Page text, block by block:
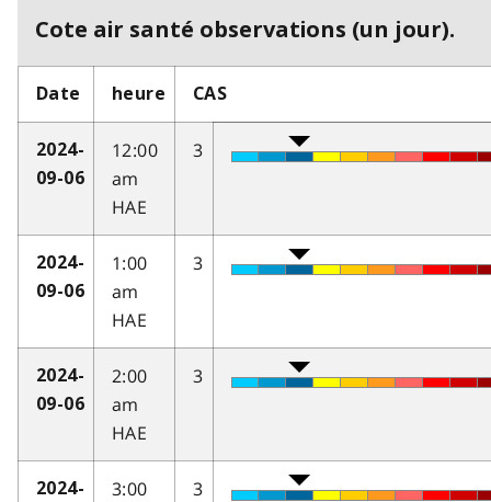
Cote air santé observations (un jour).
Date heure CAS
2024-
09-06
12:00
am
HAE
3
2024-
09-06
1:00
am
HAE
3
2024-
09-06
2:00
am
HAE
3
2024-
3:00
3